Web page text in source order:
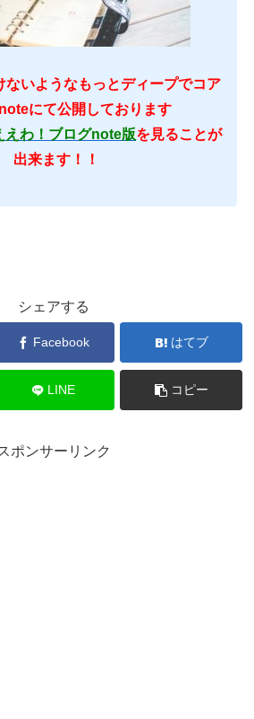
ないようなもっとディープでコア
にて公開しております
えわ！ブログnote版を見ることが
出来ます！！
シェアする
Facebook はてブ
LINE コピー
ポンサーリンク